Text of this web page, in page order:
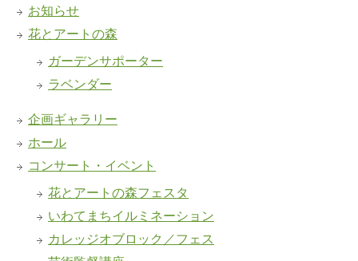
お知らせ
花とアートの森
ガーデンサポーター
ラベンダー
企画ギャラリー
ホール
コンサート・イベント
花とアートの森フェスタ
いわてまちイルミネーション
カレッジオブロック／フェス